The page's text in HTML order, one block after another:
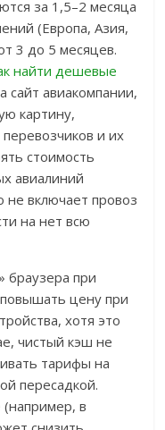
за 1,5–2 месяца
(Европа, Азия,
3 до 5 месяцев.
найти дешевые
сайт авиакомпании,
картину,
и их
стоимость
авиалиний
не включает провоз
на нет всю
браузера при
цену при
хотя это
чистый кэш не
тарифы на
пересадкой.
(например, в